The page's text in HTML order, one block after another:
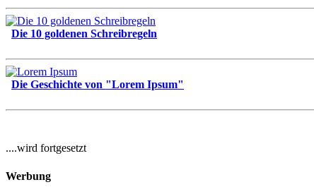
Die 10 goldenen Schreibregeln
Die Geschichte von "Lorem Ipsum"
....wird fortgesetzt
Werbung